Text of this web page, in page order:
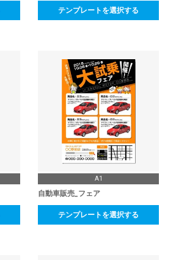
テンプレートを選択する
A1
自動車販売_フェア
テンプレートを選択する